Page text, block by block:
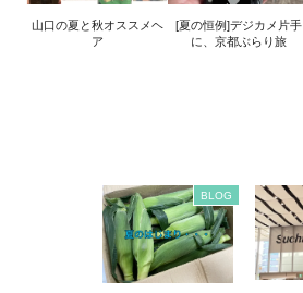
山口の夏と秋オススメヘ
ア
[夏の恒例]デジカメ片手
に、京都ぶらり旅
BLOG